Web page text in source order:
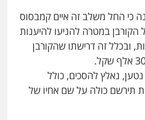
כי החל משלב זה איים קמבסוס
במטרה להניעו להיענות
ובכלל זה דרישתו שהקורבן
נאלץ להסכים, כולל
תירשם כולה על שם אחיו של
בועז קניג
משפחה כלכלי צבאי
אלמוג – עורכי דין
עבירות תנועה צווארון לבן תעבורה
דין לענייני אסירים מעצרים וחקירות